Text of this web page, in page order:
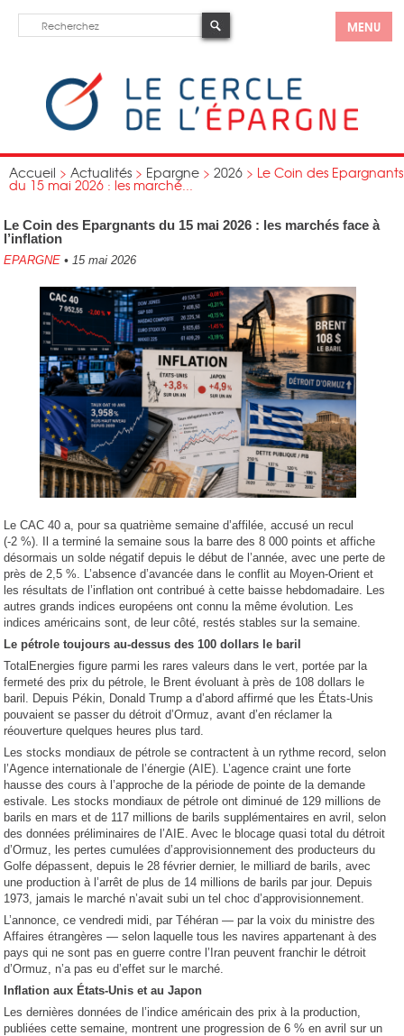
MENU
Accueil > Actualités > Epargne > 2026 > Le Coin des Epargnants
du 15 mai 2026 : les marché...
Le Coin des Epargnants du 15 mai 2026 : les marchés face à
l’inflation
EPARGNE • 15 mai 2026
Le CAC 40 a, pour sa quatrième semaine d’affilée, accusé un recul
(-2 %). Il a terminé la semaine sous la barre des 8 000 points et affiche
désormais un solde négatif depuis le début de l’année, avec une perte de
près de 2,5 %. L’absence d’avancée dans le conflit au Moyen-Orient et
les résultats de l’inflation ont contribué à cette baisse hebdomadaire. Les
autres grands indices européens ont connu la même évolution. Les
indices américains sont, de leur côté, restés stables sur la semaine.
Le pétrole toujours au-dessus des 100 dollars le baril
TotalEnergies figure parmi les rares valeurs dans le vert, portée par la
fermeté des prix du pétrole, le Brent évoluant à près de 108 dollars le
baril. Depuis Pékin, Donald Trump a d’abord affirmé que les États-Unis
pouvaient se passer du détroit d’Ormuz, avant d’en réclamer la
réouverture quelques heures plus tard.
Les stocks mondiaux de pétrole se contractent à un rythme record, selon
l’Agence internationale de l’énergie (AIE). L’agence craint une forte
hausse des cours à l’approche de la période de pointe de la demande
estivale. Les stocks mondiaux de pétrole ont diminué de 129 millions de
barils en mars et de 117 millions de barils supplémentaires en avril, selon
des données préliminaires de l’AIE. Avec le blocage quasi total du détroit
d’Ormuz, les pertes cumulées d’approvisionnement des producteurs du
Golfe dépassent, depuis le 28 février dernier, le milliard de barils, avec
une production à l’arrêt de plus de 14 millions de barils par jour. Depuis
1973, jamais le marché n’avait subi un tel choc d’approvisionnement.
L’annonce, ce vendredi midi, par Téhéran — par la voix du ministre des
Affaires étrangères — selon laquelle tous les navires appartenant à des
pays qui ne sont pas en guerre contre l’Iran peuvent franchir le détroit
d’Ormuz, n’a pas eu d’effet sur le marché.
Inflation aux États-Unis et au Japon
Les dernières données de l’indice américain des prix à la production,
publiées cette semaine, montrent une progression de 6 % en avril sur un